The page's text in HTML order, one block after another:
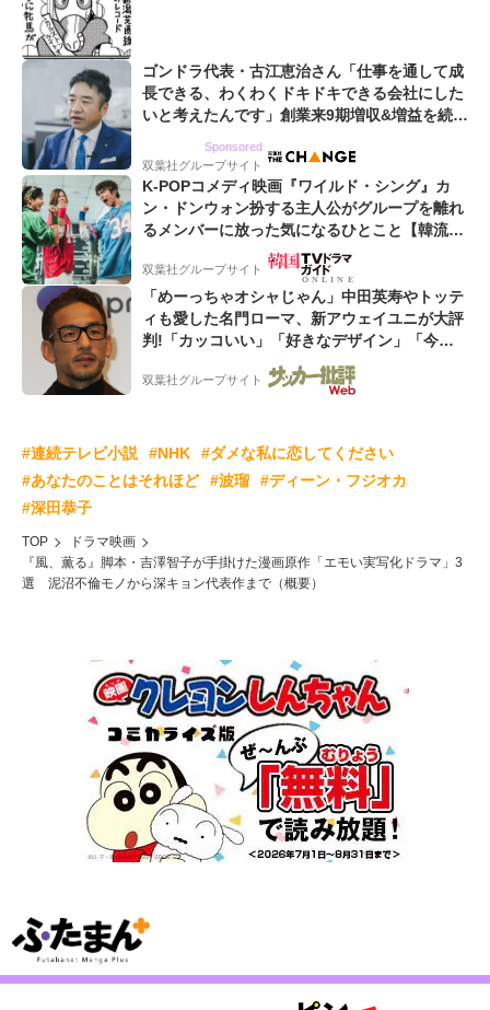
ゴンドラ代表・古江恵治さん「仕事を通して成
長できる、わくわくドキドキできる会社にした
いと考えたんです」創業来9期増収&増益を続け
Sponsored
双葉社グループサイト
K-POPコメディ映画『ワイルド・シング』カ
ン・ドンウォン扮する主人公がグループを離れ
るメンバーに放った気になるひとこと【韓流談
双葉社グループサイト
「めーっちゃオシャじゃん」中田英寿やトッテ
ィも愛した名門ローマ、新アウェイユニが大評
判!「カッコいい」「好きなデザイン」「今年
双葉社グループサイト
#連続テレビ小説 #NHK
#ダメな私に恋してください
#あなたのことはそれほど
#波瑠
#ディーン・フジオカ
#深田恭子
TOP
ドラマ映画
『風、薫る』脚本・吉澤智子が手掛けた漫画原作「エモい実写化ドラマ」3
選 泥沼不倫モノから深キョン代表作まで（概要）